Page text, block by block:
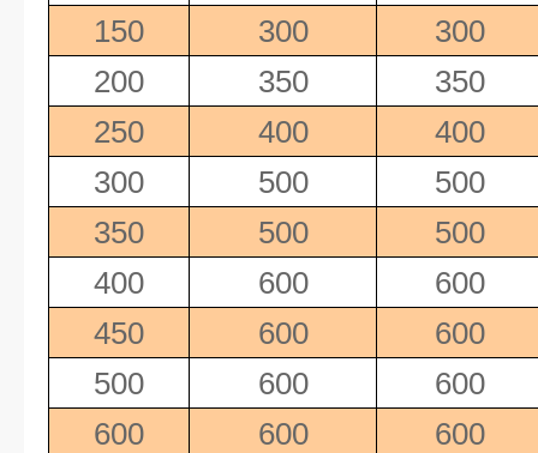
150
300
300
200
350
350
250
400
400
300
500
500
350
500
500
400
600
600
450
600
600
500
600
600
600
600
600